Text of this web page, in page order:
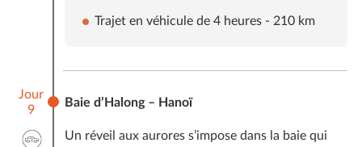
Trajet en véhicule de 4 heures - 210 km
Jour
9
Baie d’Halong – Hanoï
Un réveil aux aurores s’impose dans la baie qui